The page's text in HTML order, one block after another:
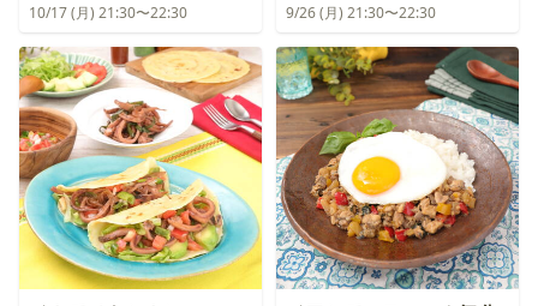
10/17 (月) 21:30〜22:30 9/26 (月) 21:30〜22:30